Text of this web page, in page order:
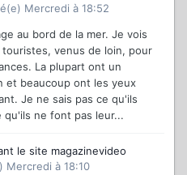
Mercredi à 18:52
au bord de la mer. Je vois
venus de loin, pour
La plupart ont un
et beaucoup ont les yeux
Je ne sais pas ce qu'ils
qu'ils ne font pas leur...
le site magazinevideo
Mercredi à 18:10